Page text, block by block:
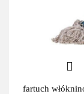
fartuch